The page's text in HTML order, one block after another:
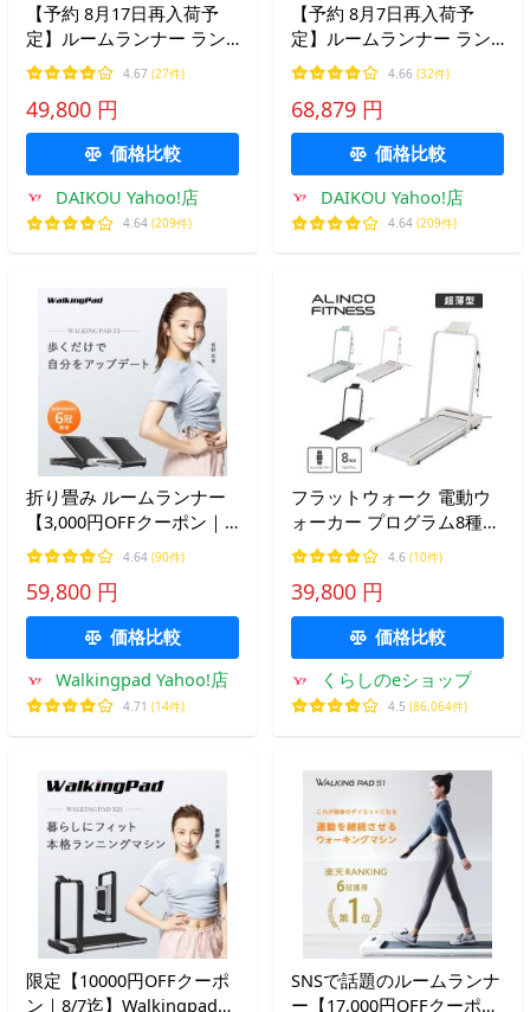
【予約 8月17日再入荷予
定】ルームランナー ラン
ニングマシーン 家庭用 静
か 電動 16km 折りたたみ
油圧シリンダー式 手動傾
斜3段階 連続使用100分
DK-7200EB
4.67 (27件)
49,800 円
価格比較
DAIKOU Yahoo!店
4.64 (209件)
【予約 8月7日再入荷予
定】ルームランナー ラン
ニングマシーン 家庭用 静
か 電動 16km 折りたたみ
油圧シリンダー式 電動傾
斜10段階 連続使用60分
DK-5101CA
4.66 (32件)
68,879 円
価格比較
DAIKOU Yahoo!店
4.64 (209件)
折り畳み ルームランナー
【3,000円OFFクーポン｜
8/7迄】静音 軽量
WalkingPad Z1 家庭用 ウ
ォーキングマシン ランニ
ングマシン有酸素運動 ダ
イエット 室内 運動
4.64 (90件)
59,800 円
価格比較
Walkingpad Yahoo!店
4.71 (14件)
フラットウォーク 電動ウ
ォーカー プログラム8種類
AFW5023 コンパクト 軽量
静音 タブレットトレー付
キャスター付 ウォーキン
グマシン アルインコ
4.6 (10件)
39,800 円
価格比較
くらしのeショップ
4.5 (86,064件)
限定【10000円OFFクーポ
ン｜8/7迄】Walkingpad
SNSで話題のルームランナ
ー【17,000円OFFクーポン